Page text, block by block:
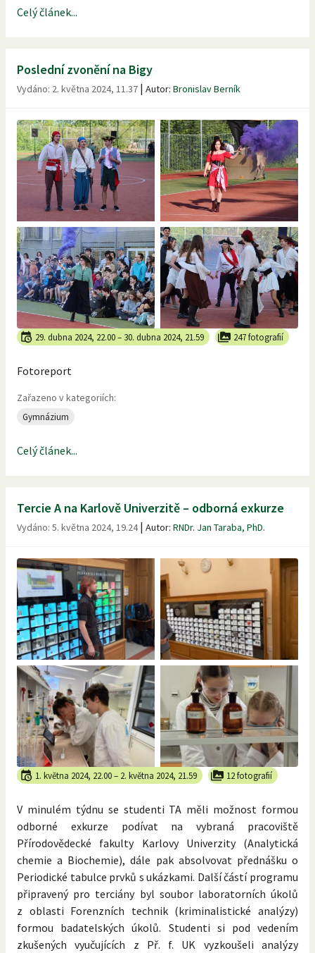
Celý článek...
Poslední zvonění na Bigy
Vydáno: 2. května 2024, 11.37 | Autor: Bronislav Berník
29. dubna 2024, 22.00– 30. dubna 2024, 21.59 247 fotografií
Fotoreport
Zařazeno v kategoriích:
Gymnázium
Celý článek...
Tercie A na Karlově Univerzitě – odborná exkurze
Vydáno: 5. května 2024, 19.24| Autor: RNDr. Jan Taraba, PhD.
1. května 2024, 22.00– 2. května 2024, 21.59 12 fotografií
V minulém týdnu se studenti TA měli možnost formou
odborné exkurze podívat na vybraná pracoviště
Přírodovědecké fakulty Karlovy Univerzity (Analytická
chemie a Biochemie), dále pak absolvovat přednášku o
Periodické tabulce prvků s ukázkami. Další částí programu
připravený pro terciány byl soubor laboratorních úkolů
z oblasti Forenzních technik (kriminalistické analýzy)
formou badatelských úkolů. Studenti si pod vedením
zkušených vyučujících z Př. f. UK vyzkoušeli analýzy